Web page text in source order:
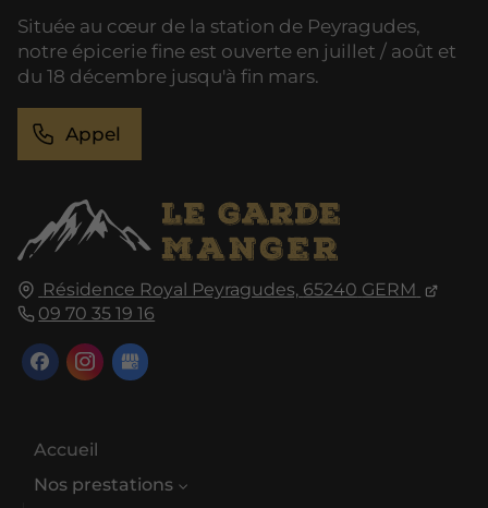
Résidence Royal Peyragudes, 65240 GERM
09 70 35 19 16
Accueil
Nos prestations
Située au cœur de la station de Peyragudes,
notre épicerie fine est ouverte en juillet / août et
du 18 décembre jusqu'à fin mars.
Appel